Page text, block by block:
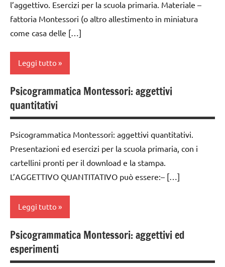
Montessori
PER ETA'
TUTTI GLI
GUIDA
DIDATTICA
MONTESSORI
LINGUAGGIO
materiale
didattico
Montessori
psicogrammatica
ARGOMENTI
PER ETA'
TUTTI GLI
ARTICOLI
1a
classe
2a
3a
dai
6
anni
GUIDA
DIDATTICA
MONTESSORI
LINGUAGGIO
materiale
didattico
l’aggettivo. Esercizi per la scuola primaria. Materiale –
fattoria Montessori (o altro allestimento in miniatura
come casa delle […]
Leggi tutto
analisi
grammaticale
Montessori
classe
1a
classe
2a
3a
dai
anni
Psicogrammatica Montessori: aggettivi
quantitativi
Psicogrammatica Montessori: aggettivi quantitativi.
Presentazioni ed esercizi per la scuola primaria, con i
cartellini pronti per il download e la stampa.
L’AGGETTIVO QUANTITATIVO può essere:– […]
Leggi tutto
analisi
grammaticale
Montessori
Psicogrammatica Montessori: aggettivi ed
esperimenti